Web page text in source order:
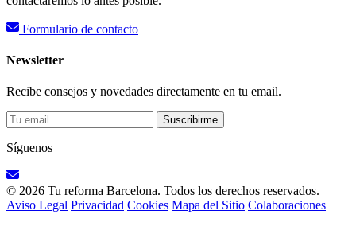
Formulario de contacto
Newsletter
Recibe consejos y novedades directamente en tu email.
Suscribirme
Síguenos
© 2026 Tu reforma Barcelona. Todos los derechos reservados.
Aviso Legal Privacidad Cookies Mapa del Sitio Colaboraciones